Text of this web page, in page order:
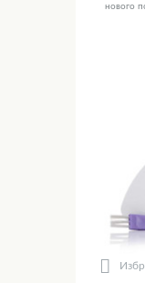
нового